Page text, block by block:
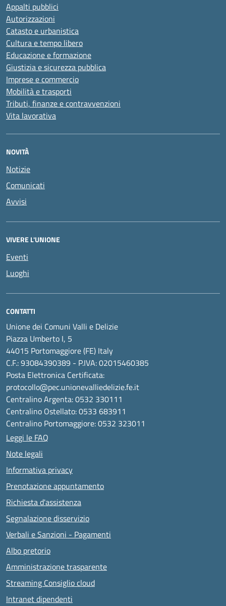
Appalti pubblici
Autorizzazioni
Catasto e urbanistica
Cultura e tempo libero
Educazione e formazione
Giustizia e sicurezza pubblica
Imprese e commercio
Mobilità e trasporti
Tributi, finanze e contravvenzioni
Vita lavorativa
NOVITÀ
Notizie
Comunicati
Avvisi
VIVERE L'UNIONE
Eventi
Luoghi
CONTATTI
Unione dei Comuni Valli e Delizie
Piazza Umberto I, 5
44015 Portomaggiore (FE) Italy
C.F.: 93084390389 - P.IVA: 02015460385
Posta Elettronica Certificata:
protocollo@pec.unionevalliedelizie.fe.it
Centralino Argenta: 0532 330111
Centralino Ostellato: 0533 683911
Centralino Portomaggiore: 0532 323011
Leggi le FAQ
Note legali
Informativa privacy
Prenotazione appuntamento
Richiesta d'assistenza
Segnalazione disservizio
Verbali e Sanzioni - Pagamenti
Albo pretorio
Amministrazione trasparente
Streaming Consiglio cloud
Intranet dipendenti